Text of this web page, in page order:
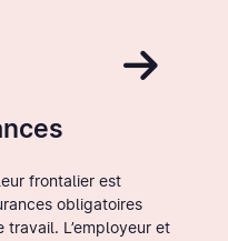
frontalier est
obligatoires
L’employeur et